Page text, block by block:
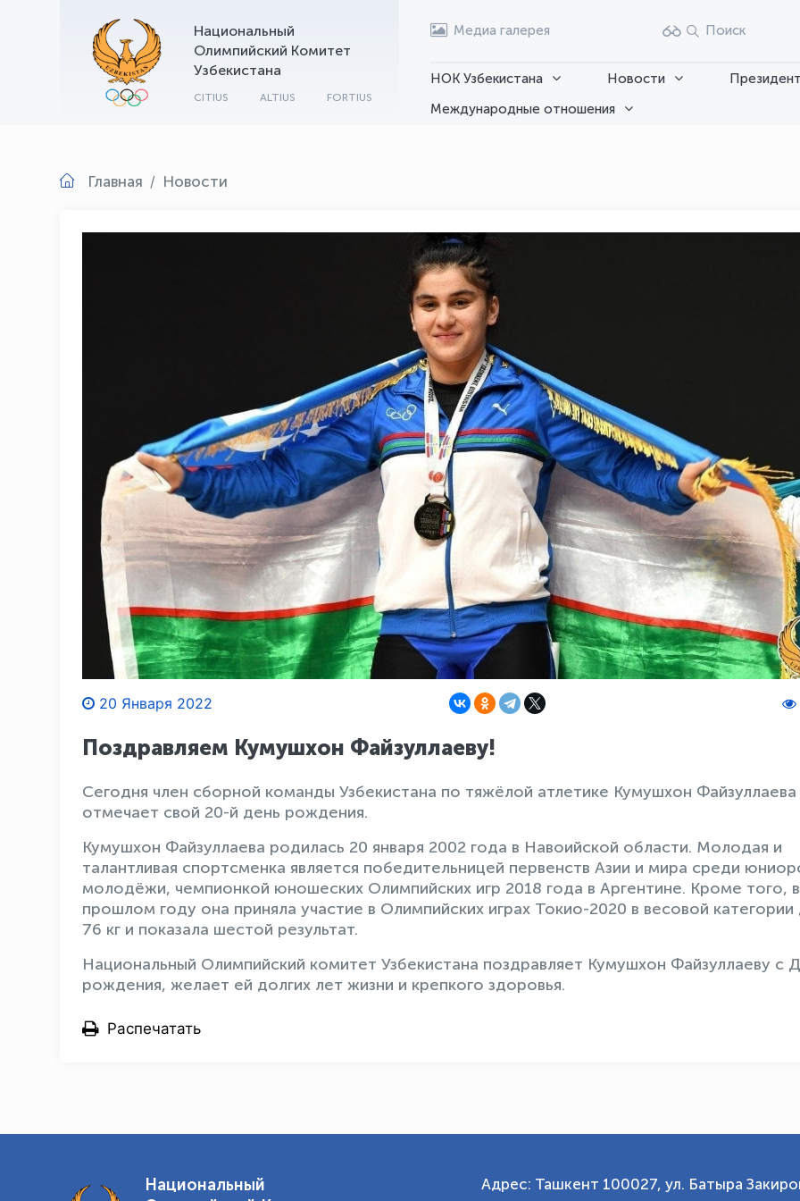
Национальный
Олимпийский Комитет
Узбекистана
CITIUS ALTIUS FORTIUS
Медиа галерея Поиск
НОК Узбекистана Новости
Международные отношения
Главная Новости
20 Января 2022
Поздравляем Кумушхон Файзуллаеву!
Сегодня член сборной команды Узбекистана по тяжёлой атлетике Кумушхон Файзуллаева
отмечает свой 20-й день рождения.
Кумушхон Файзуллаева родилась 20 января 2002 года в Навоийской области. Молодая и
талантливая спортсменка является победительницей первенств Азии и мира среди
молодёжи, чемпионкой юношеских Олимпийских игр 2018 года в Аргентине. Кроме того, в
прошлом году она приняла участие в Олимпийских играх Токио-2020 в весовой
76 кг и показала шестой результат.
Национальный Олимпийский комитет Узбекистана поздравляет Кумушхон Файзуллаеву с
рождения, желает ей долгих лет жизни и крепкого здоровья.
Распечатать
Национальный
Адрес: Ташкент 100027, ул. Батыра